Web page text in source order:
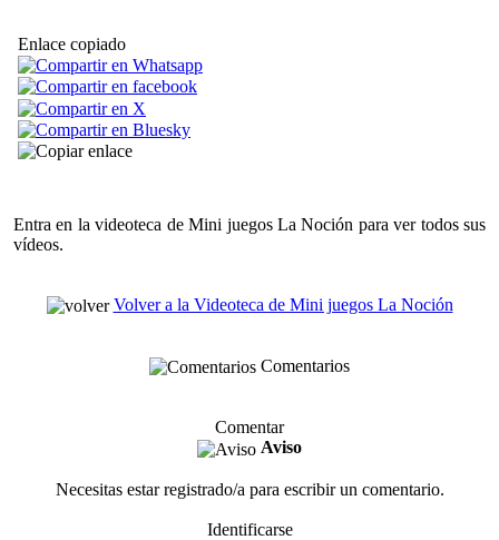
Enlace copiado
Entra en la videoteca de Mini juegos La Noción para ver todos sus
vídeos.
Volver a la Videoteca de Mini juegos La Noción
Comentarios
Comentar
Aviso
Necesitas estar registrado/a para escribir un comentario.
Identificarse